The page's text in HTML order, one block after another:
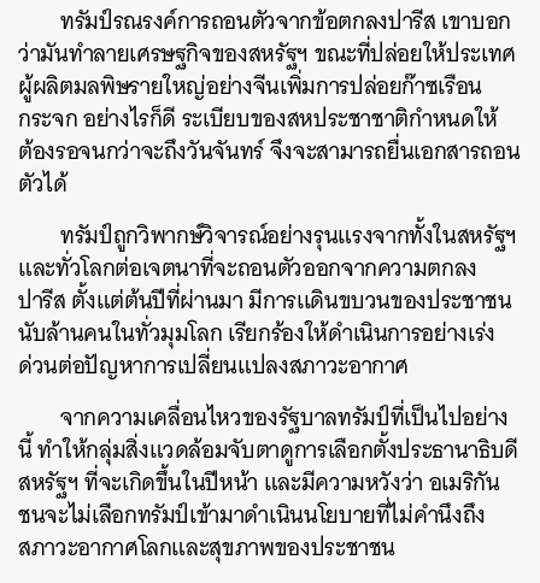
ทรัมป์รณรงค์การถอนตัวจากข้อตกลงปารีส เขาบอก
ว่ามันทำลายเศรษฐกิจของสหรัฐฯ ขณะที่ปล่อยให้ประเทศ
ผู้ผลิตมลพิษรายใหญ่อย่างจีนเพิ่มการปล่อยก๊าซเรือน
กระจก อย่างไรก็ดี ระเบียบของสหประชาชาติกำหนดให้
ต้องรอจนกว่าจะถึงวันจันทร์ จึงจะสามารถยื่นเอกสารถอน
ตัวได้
ทรัมป์ถูกวิพากษ์วิจารณ์อย่างรุนแรงจากทั้งในสหรัฐฯ
และทั่วโลกต่อเจตนาที่จะถอนตัวออกจากความตกลง
ปารีส ตั้งแต่ต้นปีที่ผ่านมา มีการเเดินขบวนของประชาชน
นับล้านคนในทั่วมุมโลก เรียกร้องให้ดำเนินการอย่างเร่ง
ด่วนต่อปัญหาการเปลี่ยนแปลงสภาวะอากาศ
จากความเคลื่อนไหวของรัฐบาลทรัมป์ที่เป็นไปอย่าง
นี้ ทำให้กลุ่มสิ่งแวดล้อมจับตาดูการเลือกตั้งประธานาธิบดี
สหรัฐฯ ที่จะเกิดขึ้นในปีหน้า และมีความหวังว่า อเมริกัน
ชนจะไม่เลือกทรัมป์เข้ามาดำเนินนโยบายที่ไม่คำนึงถึง
สภาวะอากาศโลกและสุขภาพของประชาชน
ค้นหา